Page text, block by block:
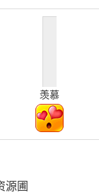
羡慕
源圃